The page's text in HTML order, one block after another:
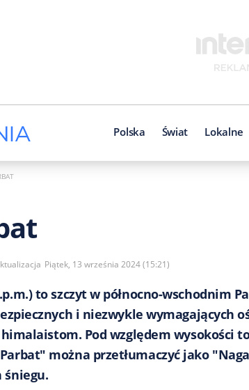
Polska Świat Lokalne
Piątek, 13 września 2024 (15:21)
to szczyt w północno-wschodnim
i niezwykle wymagających
Pod względem wysokości
można przetłumaczyć jako
śniegu.